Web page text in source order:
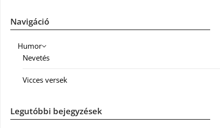
Navigáció
Humor
Nevetés
Vicces versek
Legutóbbi bejegyzések